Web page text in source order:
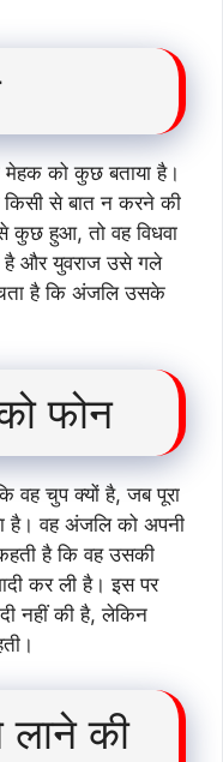
मेहक को कुछ बताया है।
किसी से बात न करने की
कुछ हुआ, तो वह विधवा
है और युवराज उसे गले
है कि अंजलि उसके
फोन
चुप क्यों है, जब पूरा
है। वह अंजलि को अपनी
है कि वह उसकी
कर ली है। इस पर
नहीं की है, लेकिन
की